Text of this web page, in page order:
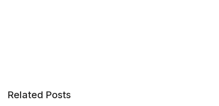
Related Posts